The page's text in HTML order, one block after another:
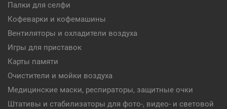
Палки для селфи
Кофеварки и кофемашины
Вентиляторы и охладители воздуха
Игры для приставок
Карты памяти
Очистители и мойки воздуха
Медицинские маски, респираторы, защитные очки
Штативы и стабилизаторы для фото-, видео- и световой